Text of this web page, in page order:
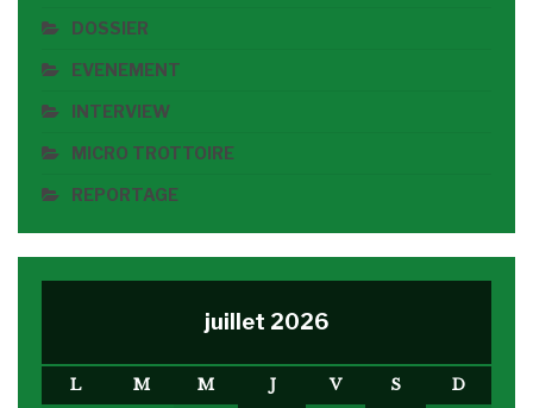
DOSSIER
EVENEMENT
INTERVIEW
MICRO TROTTOIRE
REPORTAGE
juillet 2026
L M M J V S
D